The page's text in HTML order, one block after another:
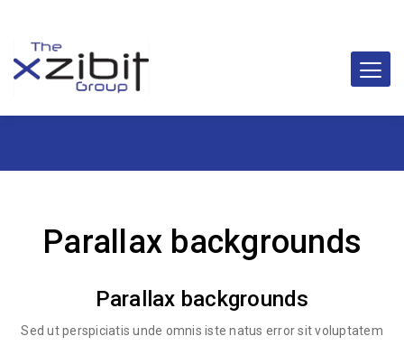
Parallax backgrounds
Parallax backgrounds
Sed ut perspiciatis unde omnis iste natus error sit voluptatem